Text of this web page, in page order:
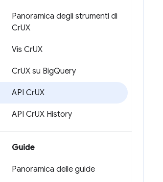
Panoramica degli strumenti di
CrUX
Vis CrUX
CrUX su BigQuery
API CrUX
API CrUX History
Guide
Panoramica delle guide